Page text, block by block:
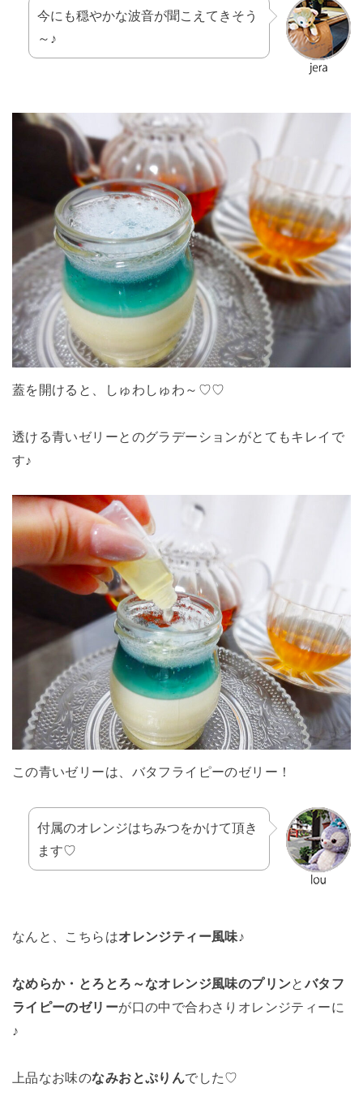
今にも穏やかな波音が聞こえてきそう
～♪
蓋を開けると、しゅわしゅわ～♡♡
透ける青いゼリーとのグラデーションがとてもキレイで
す♪
この青いゼリーは、バタフライピーのゼリー！
付属のオレンジはちみつをかけて頂き
ます♡
なんと、こちらはオレンジティー風味♪
なめらか・とろとろ～なオレンジ風味のプリンとバタフ
ライピーのゼリーが口の中で合わさりオレンジティーに
♪
上品なお味のなみおとぷりんでした♡